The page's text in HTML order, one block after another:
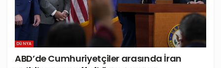
DÜNYA
ABD’de Cumhuriyetçiler arasında İran